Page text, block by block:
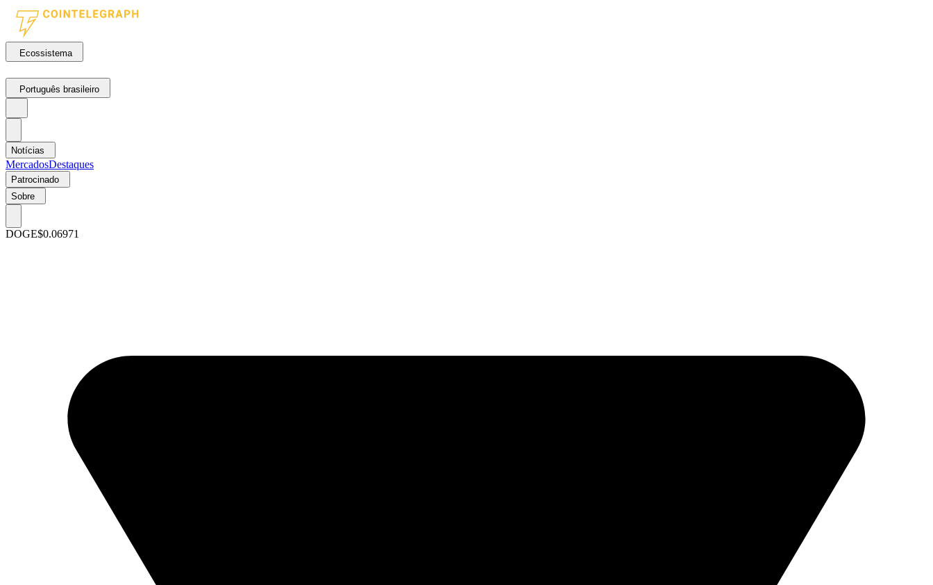
Ecossistema
Português brasileiro
Notícias
MercadosDestaques
Patrocinado
Sobre
DOGE$0.06971